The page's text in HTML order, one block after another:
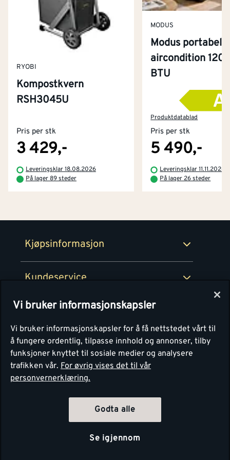
RYOBI
Kompostkvern
RSH3045U
Pris per stk
3 429,-
Leveringsklar 18.08.2026
På lager 89 steder
MODUS
Modus portabel
aircondition
BTU
Produktdatablad
Pris per stk
5 490,-
Leveringsklar 11.11.2026
På lager 26 steder
Kjøpsinformasjon
Kjøpsbetingelser
Retur- og angrerettsskjema
Kundeservice
Tjenester
Montér Klubb
Montér
Byggevarehus og åpningstider
Prismatch
Personvern
Vi bruker informasjonskapsler
Vi bruker informasjonskapsler for å få nettstedet vårt til
å fungere ordentlig, tilpasse innhold og annonser, tilby
funksjoner knyttet til sosiale medier og analysere
trafikken vår. For øvrig vises det til vår
personvernerklæring.
Godta alle
Se igjennom